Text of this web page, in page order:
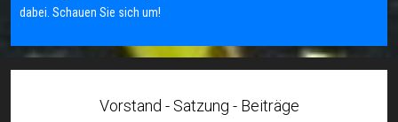
dabei. Schauen Sie sich um!
Vorstand - Satzung - Beiträge